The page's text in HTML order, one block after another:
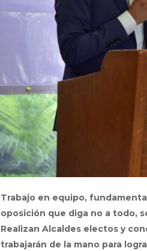
Trabajo en equipo,
oposición que diga no a todo,
Realizan Alcaldes electos y
trabajarán de la mano para